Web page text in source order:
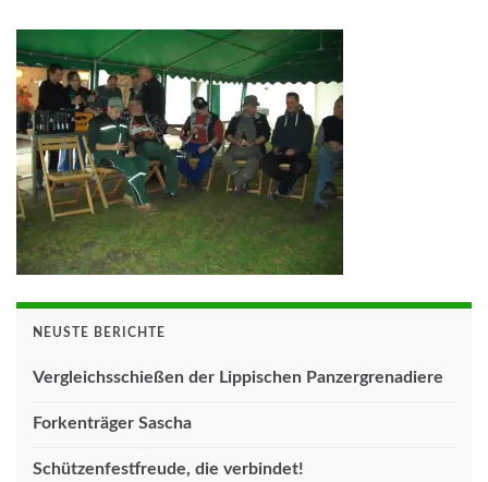
NEUSTE BERICHTE
Vergleichsschießen der Lippischen Panzergrenadiere
Forkenträger Sascha
Schützenfestfreude, die verbindet!